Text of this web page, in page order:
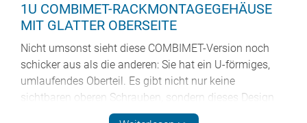
1U COMBIMET-RACKMONTAGEGEHÄUSE
MIT GLATTER OBERSEITE
Nicht umsonst sieht diese COMBIMET-Version noch
schicker aus als die anderen: Sie hat ein U-förmiges,
umlaufendes Oberteil. Es gibt nicht nur keine
sichtbaren oberen Schrauben, sondern dieses Design
ermöglicht Ihnen auch einen schnelleren und